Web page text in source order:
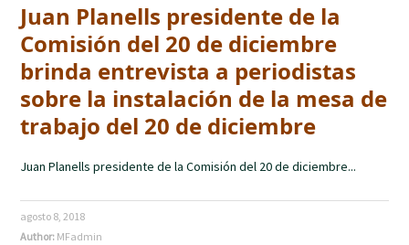
Juan Planells presidente de la
Comisión del 20 de diciembre
brinda entrevista a periodistas
sobre la instalación de la mesa de
trabajo del 20 de diciembre
Juan Planells presidente de la Comisión del 20 de diciembre...
agosto 8, 2018
Author: MFadmin